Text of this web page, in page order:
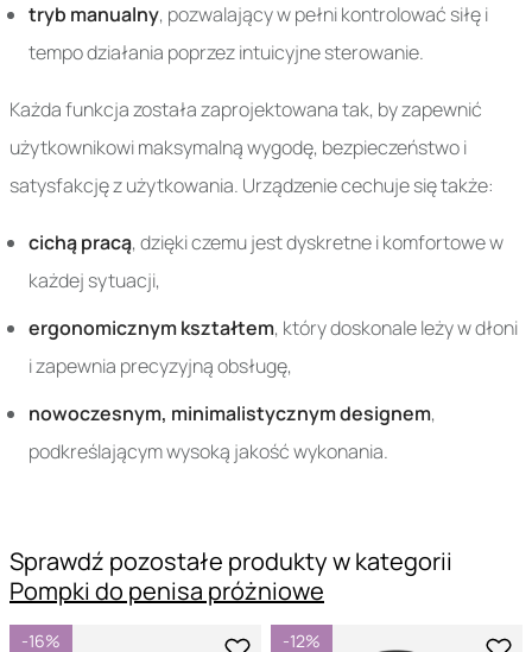
tryb manualny, pozwalający w pełni kontrolować siłę i
tempo działania poprzez intuicyjne sterowanie.
Każda funkcja została zaprojektowana tak, by zapewnić
użytkownikowi maksymalną wygodę, bezpieczeństwo i
satysfakcję z użytkowania. Urządzenie cechuje się także:
cichą pracą, dzięki czemu jest dyskretne i komfortowe w
każdej sytuacji,
ergonomicznym kształtem, który doskonale leży w dłoni
i zapewnia precyzyjną obsługę,
nowoczesnym, minimalistycznym designem,
podkreślającym wysoką jakość wykonania.
Sprawdź pozostałe produkty w kategorii
Pompki do penisa próżniowe
-16% -12%